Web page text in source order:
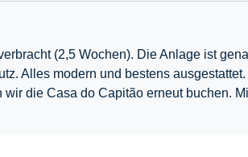
(2,5 Wochen). Die Anlage ist
Alles modern und bestens
die Casa do Capitão erneut buchen.